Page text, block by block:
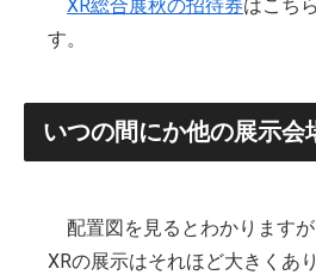
XR総合展秋の招待券はこち
す。
いつの間にか他の展示
配置図を見るとわかります
XRの展示はそれほど大きくあ